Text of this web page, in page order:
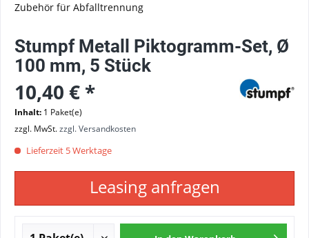
Zubehör für Abfalltrennung
Stumpf Metall Piktogramm-Set, Ø
100 mm, 5 Stück
10,40 € *
Inhalt: 1 Paket(e)
zzgl. MwSt.zzgl. Versandkosten
Lieferzeit 5 Werktage
Leasing anfragen